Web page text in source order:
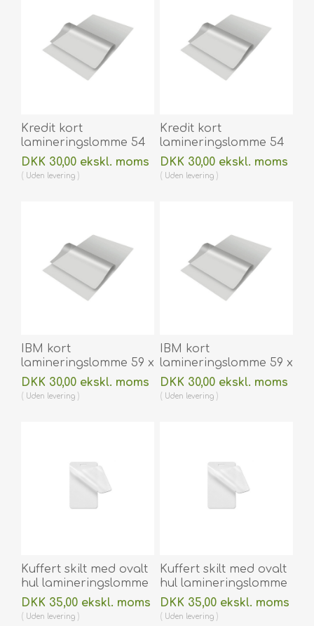
Kredit kort
lamineringslomme 54
x 86 mm blank/klar
125 micron/my til
varmlaminering 100
DKK 30,00 ekskl. moms
Uden levering
Kredit kort
lamineringslomme 54
x 86 mm blank/klar
175 micron/my til
varmlaminering 100
DKK 30,00 ekskl. moms
Uden levering
IBM kort
lamineringslomme 59 x
83 mm blank/klar 180
micron/my til
varmlaminering 100
DKK 30,00 ekskl. moms
Uden levering
IBM kort
lamineringslomme 59 x
83 mm blank / klar
250 micron / my til
varmlaminering 100
DKK 30,00 ekskl. moms
Uden levering
Kuffert skilt med ovalt
hul lamineringslomme
64 x 106 mm
blank/klar 125
DKK 35,00 ekskl. moms
Uden levering
Kuffert skilt med ovalt
hul lamineringslomme
64 x 106 mm blank /
klar 250 micron / my til
DKK 35,00 ekskl. moms
Uden levering